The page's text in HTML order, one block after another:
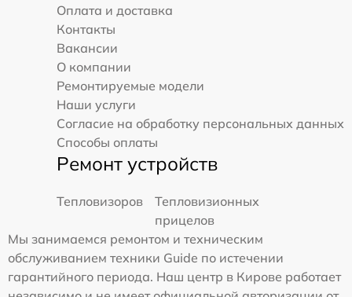
Оплата и доставка
Контакты
Вакансии
О компании
Ремонтируемые модели
Наши услуги
Согласие на обработку персональных данных
Способы оплаты
Ремонт устройств
Тепловизоров
Тепловизионных
прицелов
Мы занимаемся ремонтом и техническим
обслуживанием техники Guide по истечении
гарантийного периода. Наш центр в Кирове работает